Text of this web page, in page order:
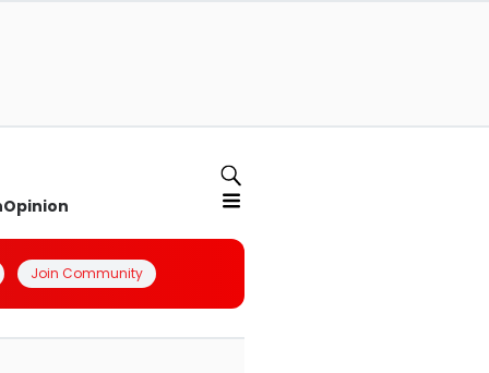
Opinion
Join Community